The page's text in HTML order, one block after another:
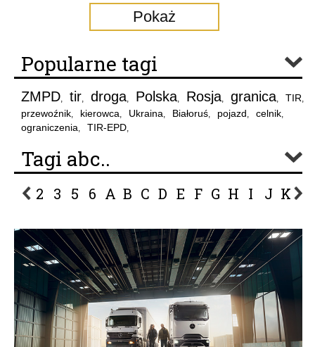
Pokaż
Popularne tagi
ZMPD, tir, droga, Polska, Rosja, granica, TIR,
przewoźnik, kierowca, Ukraina, Białoruś, pojazd, celnik,
ograniczenia, TIR-EPD,
Tagi abc..
2 3 5 6 A B C D E F G H I J K L